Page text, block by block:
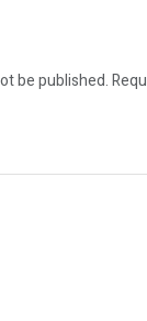
be published.